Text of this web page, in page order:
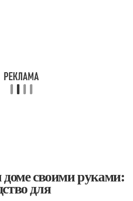
доме своими руками:
для